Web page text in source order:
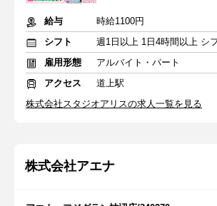
給与
時給1100円
シフト
雇用形態
アルバイト・パート
アクセス
道上駅
株式会社スタジオアリスの求人一覧を見る
株式会社アエナ